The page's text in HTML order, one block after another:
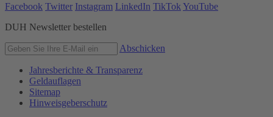
Facebook Twitter Instagram LinkedIn TikTok YouTube
DUH Newsletter bestellen
Abschicken
Jahresberichte & Transparenz
Geldauflagen
Sitemap
Hinweisgeberschutz